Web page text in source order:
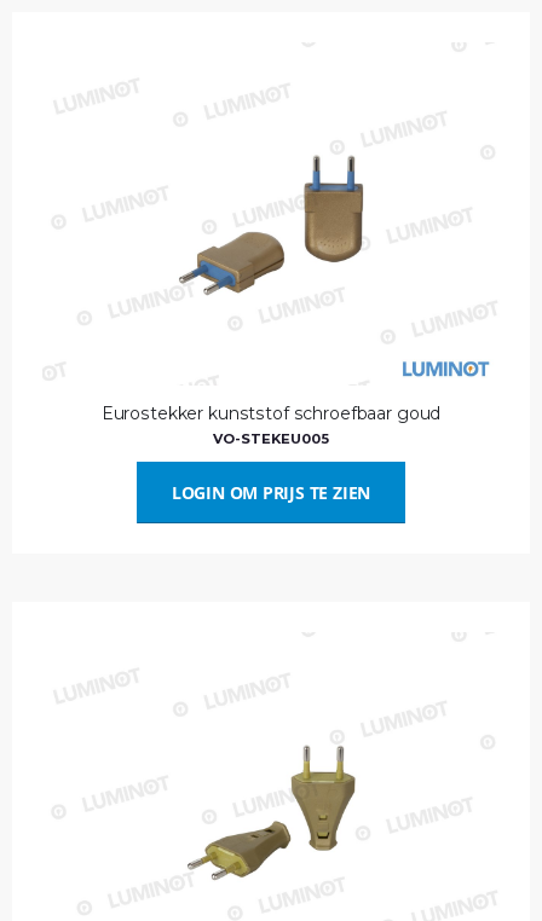
Eurostekker kunststof schroefbaar goud
VO-STEKEU005
LOGIN OM PRIJS TE ZIEN